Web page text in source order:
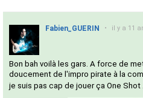
Fabien_GUERIN • il y a 11
Bon bah voilà les gars. A force de
doucement de l'impro pirate à la
je suis pas cap de jouer ça One